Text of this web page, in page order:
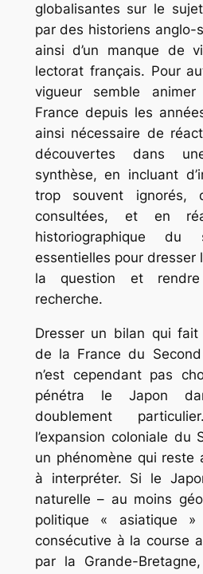
globalisantes sur le
par des historiens anglo-
ainsi d’un manque de
lectorat français. Pour
vigueur semble
France depuis les
ainsi nécessaire de
découvertes dans
synthèse, en incluant
trop souvent ignorés,
consultées, et en
historiographique
essentielles pour dresser
la question et
recherche.
Dresser un bilan qui
de la France du
n’est cependant pas
pénétra le Japon
doublement
l’expansion coloniale du
un phénomène qui reste
à interpréter. Si le
naturelle – au moins
politique « asiatique
consécutive à la course
par la Grande-